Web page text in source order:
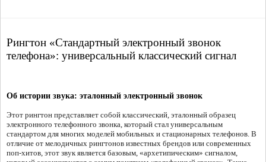
Рингтон «Стандартный электронный звонок
телефона»: универсальный классический сигнал
Об истории звука: эталонный электронный звонок
Этот рингтон представляет собой классический, эталонный образец
электронного телефонного звонка, который стал универсальным
стандартом для многих моделей мобильных и стационарных телефонов. В
отличие от мелодичных рингтонов известных брендов или современных
поп-хитов, этот звук является базовым, «архетипическим» сигналом,